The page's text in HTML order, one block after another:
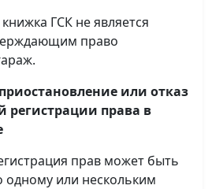
ГСК не является
право
или отказ
регистрации права в
прав может быть
одному или нескольким